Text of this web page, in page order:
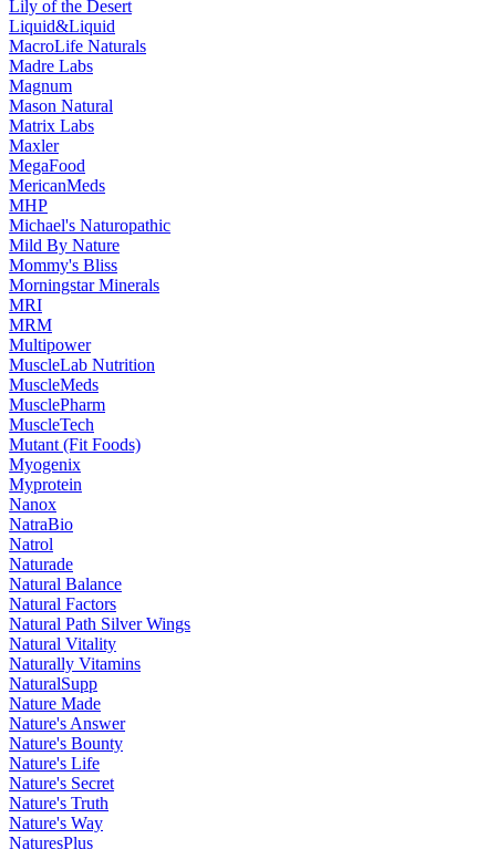
Lily of the Desert
Liquid&Liquid
MacroLife Naturals
Madre Labs
Magnum
Mason Natural
Matrix Labs
Maxler
MegaFood
MericanMeds
MHP
Michael's Naturopathic
Mild By Nature
Mommy's Bliss
Morningstar Minerals
MRI
MRM
Multipower
MuscleLab Nutrition
MuscleMeds
MusclePharm
MuscleTech
Mutant (Fit Foods)
Myogenix
Myprotein
Nanox
NatraBio
Natrol
Naturade
Natural Balance
Natural Factors
Natural Path Silver Wings
Natural Vitality
Naturally Vitamins
NaturalSupp
Nature Made
Nature's Answer
Nature's Bounty
Nature's Life
Nature's Secret
Nature's Truth
Nature's Way
NaturesPlus